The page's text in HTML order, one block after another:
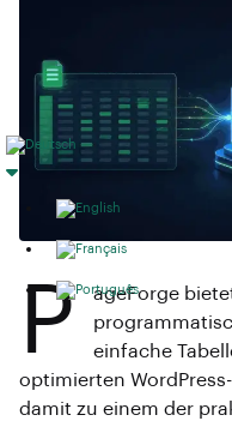
P
ageForge
einfache
optimierten
damit zu einem der